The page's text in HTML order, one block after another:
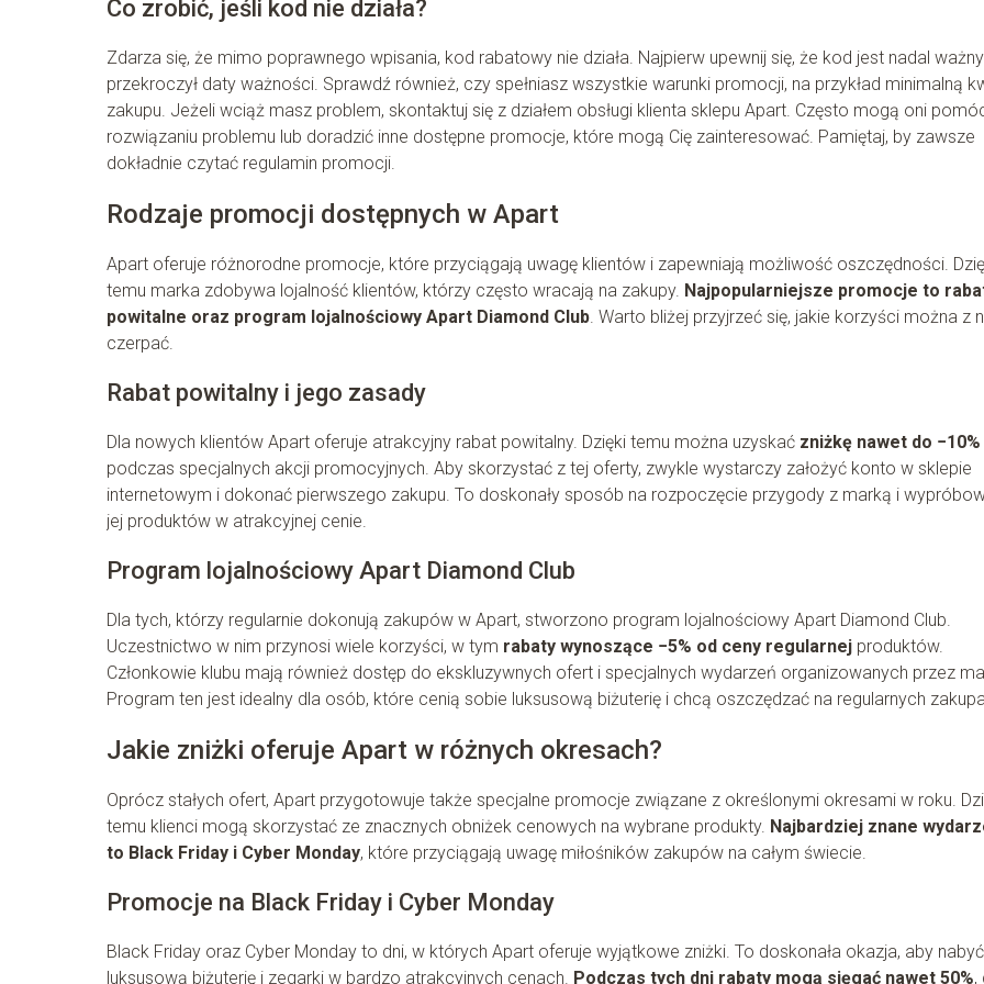
Co zrobić, jeśli kod nie działa?
Zdarza się, że mimo poprawnego wpisania, kod rabatowy nie działa. Najpierw upewnij się, że kod jest nadal
przekroczył daty ważności. Sprawdź również, czy spełniasz wszystkie warunki promocji, na przykład minimalną
zakupu. Jeżeli wciąż masz problem, skontaktuj się z działem obsługi klienta sklepu Apart. Często mogą oni
rozwiązaniu problemu lub doradzić inne dostępne promocje, które mogą Cię zainteresować. Pamiętaj, by zawsze
dokładnie czytać regulamin promocji.
Rodzaje promocji dostępnych w Apart
Apart oferuje różnorodne promocje, które przyciągają uwagę klientów i zapewniają możliwość oszczędności.
temu marka zdobywa lojalność klientów, którzy często wracają na zakupy. Najpopularniejsze promocje to
powitalne oraz program lojalnościowy Apart Diamond Club . Warto bliżej przyjrzeć się, jakie korzyści można z
czerpać.
Rabat powitalny i jego zasady
Dla nowych klientów Apart oferuje atrakcyjny rabat powitalny. Dzięki temu można uzyskać zniżkę nawet do −10%
podczas specjalnych akcji promocyjnych. Aby skorzystać z tej oferty, zwykle wystarczy założyć konto w sklepie
internetowym i dokonać pierwszego zakupu. To doskonały sposób na rozpoczęcie przygody z marką i
jej produktów w atrakcyjnej cenie.
Program lojalnościowy Apart Diamond Club
Dla tych, którzy regularnie dokonują zakupów w Apart, stworzono program lojalnościowy Apart Diamond Club.
Uczestnictwo w nim przynosi wiele korzyści, w tym rabaty wynoszące −5% od ceny regularnej produktów.
Członkowie klubu mają również dostęp do ekskluzywnych ofert i specjalnych wydarzeń organizowanych przez
Program ten jest idealny dla osób, które cenią sobie luksusową biżuterię i chcą oszczędzać na regularnych
Jakie zniżki oferuje Apart w różnych okresach?
Oprócz stałych ofert, Apart przygotowuje także specjalne promocje związane z określonymi okresami w roku.
temu klienci mogą skorzystać ze znacznych obniżek cenowych na wybrane produkty. Najbardziej znane
to Black Friday i Cyber Monday, które przyciągają uwagę miłośników zakupów na całym świecie.
Promocje na Black Friday i Cyber Monday
Black Friday oraz Cyber Monday to dni, w których Apart oferuje wyjątkowe zniżki. To doskonała okazja, aby nabyć
luksusową biżuterię i zegarki w bardzo atrakcyjnych cenach. Podczas tych dni rabaty mogą sięgać nawet 50%,